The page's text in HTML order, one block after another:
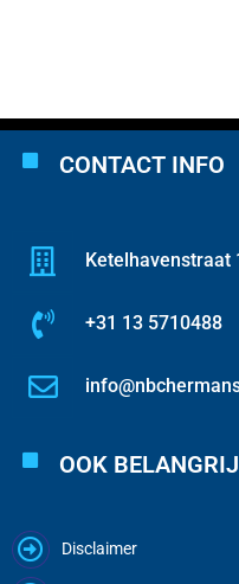
CONTACT INFO
Ketelhavenstraat
+31 13 5710488
OOK
Disclaimer